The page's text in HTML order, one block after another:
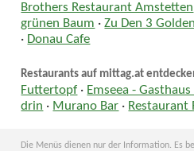
Brothers Restaurant Amstetten
grünen Baum ·Zu Den 3
· Donau Cafe
Restaurants auf mittag.at
Futtertopf · Emseea -
drin · Murano Bar · Restaurant
Die Menüs dienen nur der Information. Es